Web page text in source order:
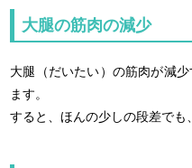
大腿の筋肉の減少
大腿（だいたい）の筋肉が減
ます。
すると、ほんの少しの段差でも